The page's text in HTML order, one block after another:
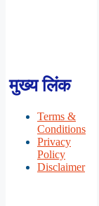
मुख्य लिंक
Terms &
Conditions
Privacy
Policy
Disclaimer